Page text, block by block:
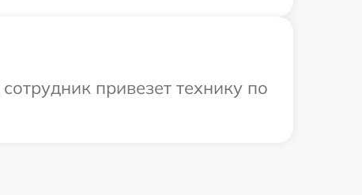
привезет технику по